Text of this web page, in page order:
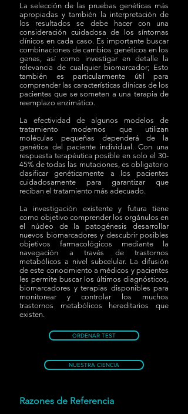
La selección de las pruebas genéticas más
apropiadas y también la interpretación de
los resultados se debe hacer con una
consideración cuidadosa de los síntomas
clínicos en cada caso. Es importante buscar
combinaciones de cambios genéticos en los
genes, así como investigar en detalle la
relevancia de cualquier biomarcador; Esto
también es particularmente útil para
comprender las características clínicas de los
pacientes que se someten a una terapia de
reemplazo enzimático.
La efectividad de algunos modelos de
tratamiento modernos que utilizan
moléculas pequeñas dependerá de la
genética del paciente individual. Con una
respuesta terapéutica posible en solo el 30-
45% de todas las mutaciones, es obligatorio
clasificar genéticamente a los pacientes
cuidadosamente para garantizar que
reciban el tratamiento más adecuado.
La investigación existente y futura tiene
como objetivo comprender los orgánulos en
el núcleo de la patogénesis desarrollar
nuevos biomarcadores y descubrir posibles
objetivos farmacológicos mediante la
navegación a través de trastornos
metabólicos a nivel subcelular. La difusión
de este conocimiento a médicos y pacientes
les permite buscar los últimos diagnósticos,
biomarcadores y terapias disponibles para
monitorear y controlar los muchos
trastornos metabólicos hereditarios que
existen.
ORDENAR TEST
NUESTRA CIENCIA
Razones de Referencia